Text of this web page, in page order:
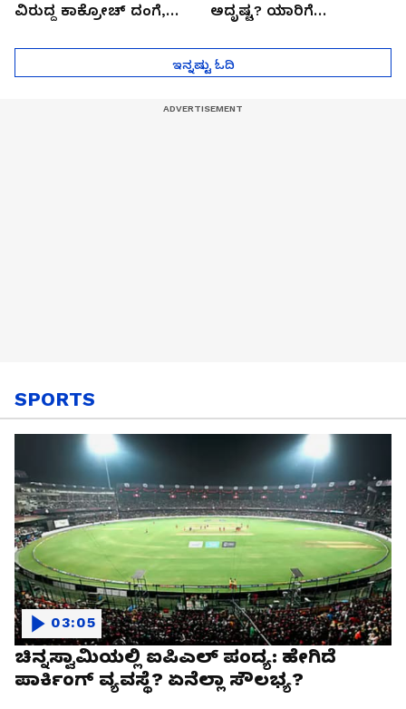
ವಿರುದ್ದ ಕಾಕ್ರೋಚ್ ದಂಗೆ,
ಅದೃಷ್ಟ? ಯಾರಿಗೆ
ಇನ್ನಷ್ಟು ಓದಿ
SPORTS
ಚಿನ್ನಸ್ವಾಮಿಯಲ್ಲಿ ಐಪಿಎಲ್‌ ಪಂದ್ಯ: ಹೇಗಿದೆ
ಪಾರ್ಕಿಂಗ್ ವ್ಯವಸ್ಥೆ? ಏನೆಲ್ಲಾ ಸೌಲಭ್ಯ?
03:05